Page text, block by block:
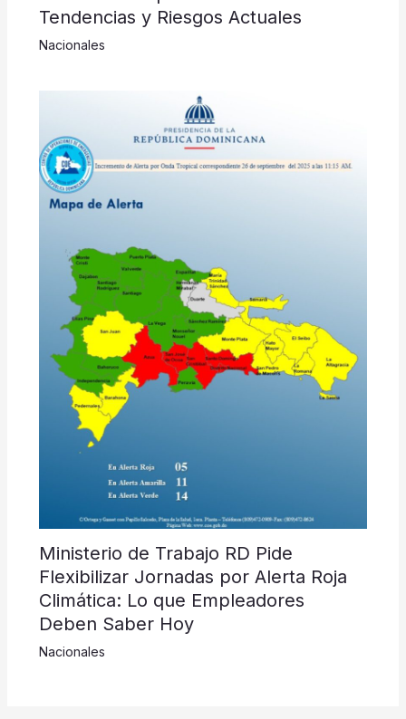
Tendencias y Riesgos Actuales
Nacionales
Ministerio de Trabajo RD Pide
Flexibilizar Jornadas por Alerta Roja
Climática: Lo que Empleadores
Deben Saber Hoy
Nacionales